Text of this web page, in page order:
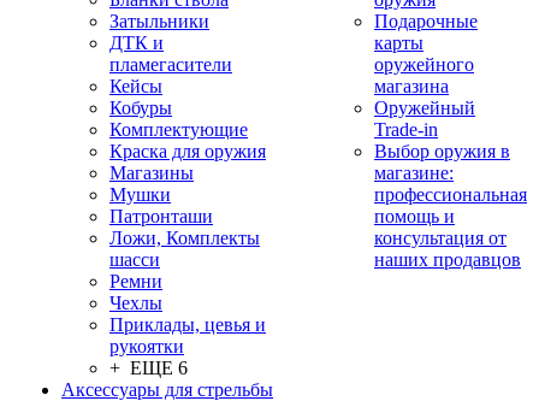
Затыльники
ДТК и
пламегасители
Кейсы
Кобуры
Комплектующие
Краска для оружия
Магазины
Мушки
Патронташи
Ложи, Комплекты
шасси
Ремни
Чехлы
Приклады, цевья и
рукоятки
+ ЕЩЕ 6
Аксессуары для стрельбы
Подарочные
карты
оружейного
магазина
Оружейный
Trade-in
Выбор оружия в
магазине:
профессиональная
помощь и
консультация от
наших продавцов